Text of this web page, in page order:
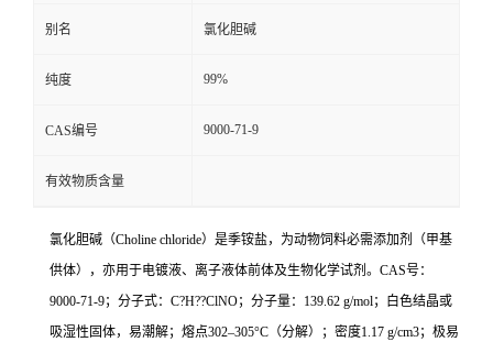
别名 氯化胆碱
纯度 99%
CAS编号 9000-71-9
有效物质含量
氯化胆碱（Choline chloride）是季铵盐，为动物饲料必需添加剂（甲基
供体），亦用于电镀液、离子液体前体及生物化学试剂。CAS号：
9000-71-9；分子式：C?H??ClNO；分子量：139.62 g/mol；白色结晶或
吸湿性固体，易潮解；熔点302–305°C（分解）；密度1.17 g/cm3；极易